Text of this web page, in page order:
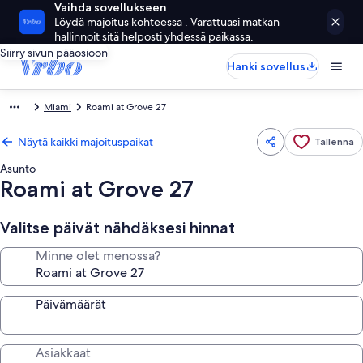
Vaihda sovellukseen
Löydä majoitus kohteessa . Varattuasi matkan
hallinnoit sitä helposti yhdessä paikassa.
Siirry sivun pääosioon
Hanki sovellus
Miami Roami at Grove 27
Näytä kaikki majoituspaikat Tallenna
Asunto
Roami at Grove 27
Valitse päivät nähdäksesi hinnat
Minne olet menossa?
Päivämäärät
Asiakkaat